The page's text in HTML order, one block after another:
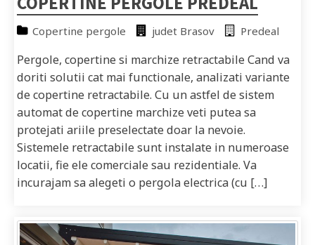
Copertine pergole judet Brasov Predeal
Pergole, copertine si marchize retractabile Cand va
doriti solutii cat mai functionale, analizati variante
de copertine retractabile. Cu un astfel de sistem
automat de copertine marchize veti putea sa
protejati ariile preselectate doar la nevoie.
Sistemele retractabile sunt instalate in numeroase
locatii, fie ele comerciale sau rezidentiale. Va
incurajam sa alegeti o pergola electrica (cu […]